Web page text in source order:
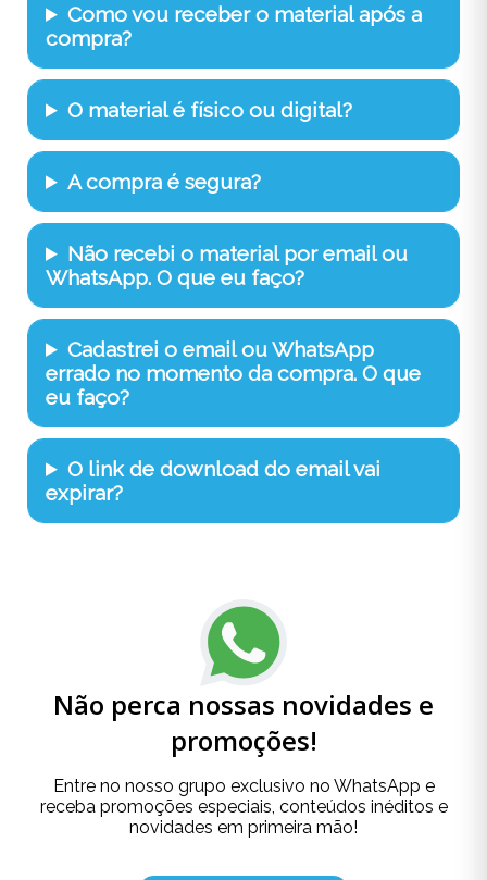
Como vou receber o material após a
compra?
O material é físico ou digital?
A compra é segura?
Não recebi o material por email ou
WhatsApp. O que eu faço?
Cadastrei o email ou WhatsApp
errado no momento da compra. O que
eu faço?
O link de download do email vai
expirar?
Não perca nossas novidades e
promoções!
Entre no nosso grupo exclusivo no WhatsApp e
receba promoções especiais, conteúdos inéditos e
novidades em primeira mão!